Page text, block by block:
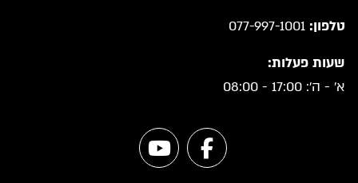
טלפון: 077-997-1001
שעות פעלות:
א' - ה': 17:00 - 08:00